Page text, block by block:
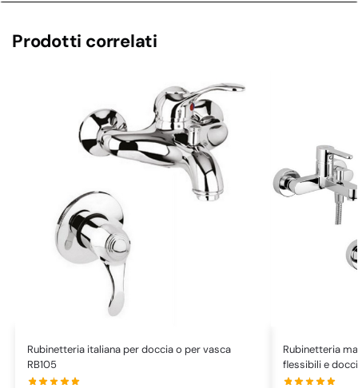
Prodotti correlati
Rubinetteria italiana per doccia o per vasca
RB105
Rubinetteria
flessibili e